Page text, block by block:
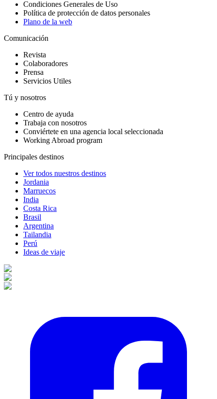
Condiciones Generales de Uso
Política de protección de datos personales
Plano de la web
Comunicación
Revista
Colaboradores
Prensa
Servicios Utiles
Tú y nosotros
Centro de ayuda
Trabaja con nosotros
Conviértete en una agencia local seleccionada
Working Abroad program
Principales destinos
Ver todos nuestros destinos
Jordania
Marruecos
India
Costa Rica
Brasil
Argentina
Tailandia
Perú
Ideas de viaje